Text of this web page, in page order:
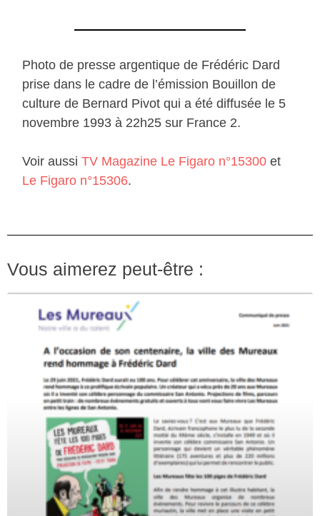
Photo de presse argentique de Frédéric Dard
prise dans le cadre de l’émission Bouillon de
culture de Bernard Pivot qui a été diffusée le 5
novembre 1993 à 22h25 sur France 2.
Voir aussiTV Magazine Le Figaro n°15300 et
Le Figaro n°15306.
Vous aimerez peut-être :